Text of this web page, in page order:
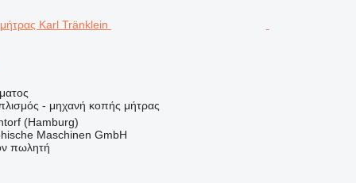
- μηχανή κοπής μήτρας
(Hamburg)
Maschinen GmbH
πωλητή